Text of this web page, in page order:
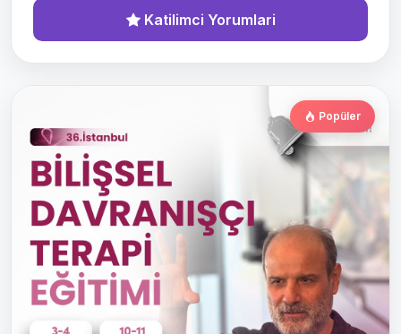
Katilimci Yorumlari
Popüler